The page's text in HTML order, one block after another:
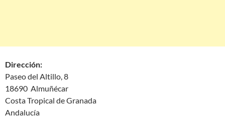
Dirección:
Paseo del Altillo, 8
18690 Almuñécar
Costa Tropical de Granada
Andalucía